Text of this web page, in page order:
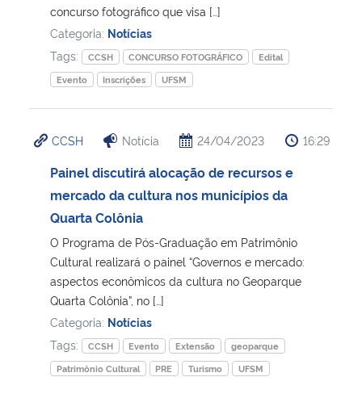
concurso fotográfico que visa […]
Categoria: Notícias
Tags:
CCSH CONCURSO FOTOGRÁFICO
Edital
Evento
Inscrições UFSM
CCSH Notícia 24/04/2023 16:29
Painel discutirá alocação de recursos e
mercado da cultura nos municípios da
Quarta Colônia
O Programa de Pós-Graduação em Patrimônio
Cultural realizará o painel “Governos e mercado:
aspectos econômicos da cultura no Geoparque
Quarta Colônia”, no […]
Categoria: Notícias
Tags:
CCSH Evento Extensão
geoparque
Patrimônio Cultural
PRE Turismo UFSM